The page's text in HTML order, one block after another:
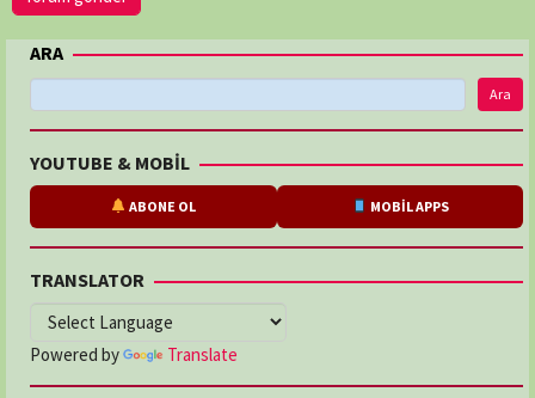
ARA
Ara
YOUTUBE & MOBİL
ABONE OL MOBİL APPS
TRANSLATOR
Powered by Translate